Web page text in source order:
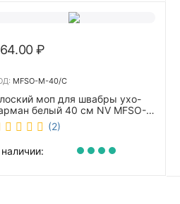
₽
MFSO-M-40/C
моп для швабры ухо-
белый 40 см NV MFSO-
40/C
(2)